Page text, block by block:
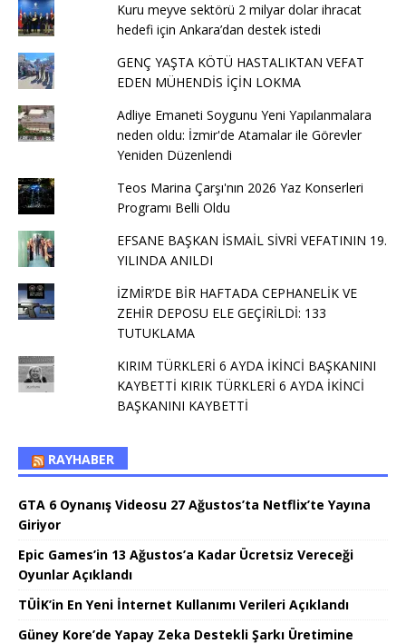
Kuru meyve sektörü 2 milyar dolar ihracat
hedefi için Ankara’dan destek istedi
GENÇ YAŞTA KÖTÜ HASTALIKTAN VEFAT
EDEN MÜHENDİS İÇİN LOKMA
Adliye Emaneti Soygunu Yeni Yapılanmalara
neden oldu: İzmir'de Atamalar ile Görevler
Yeniden Düzenlendi
Teos Marina Çarşı'nın 2026 Yaz Konserleri
Programı Belli Oldu
EFSANE BAŞKAN İSMAİL SİVRİ VEFATININ 19.
YILINDA ANILDI
İZMİR’DE BİR HAFTADA CEPHANELİK VE
ZEHİR DEPOSU ELE GEÇİRİLDİ: 133
TUTUKLAMA
KIRIM TÜRKLERİ 6 AYDA İKİNCİ BAŞKANINI
KAYBETTİ KIRIK TÜRKLERİ 6 AYDA İKİNCİ
BAŞKANINI KAYBETTİ
RAYHABER
GTA 6 Oynanış Videosu 27 Ağustos’ta Netflix’te Yayına
Giriyor
Epic Games’in 13 Ağustos’a Kadar Ücretsiz Vereceği
Oyunlar Açıklandı
TÜİK’in En Yeni İnternet Kullanımı Verileri Açıklandı
Güney Kore’de Yapay Zeka Destekli Şarkı Üretimine